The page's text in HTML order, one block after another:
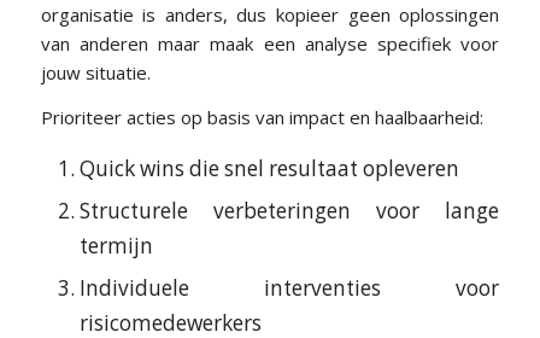
organisatie is anders, dus kopieer geen oplossingen
van anderen maar maak een analyse specifiek voor
jouw situatie.
Prioriteer acties op basis van impact en haalbaarheid:
Quick wins die snel resultaat opleveren
Structurele verbeteringen voor lange
termijn
Individuele interventies voor
risicomedewerkers